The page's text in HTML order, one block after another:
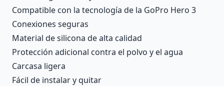
Compatible con la tecnología de la GoPro Hero 3
Conexiones seguras
Material de silicona de alta calidad
Protección adicional contra el polvo y el agua
Carcasa ligera
Fácil de instalar y quitar